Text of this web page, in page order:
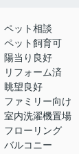
ペット相談
ペット飼育可
陽当り良好
リフォーム済
眺望良好
ファミリー向け
室内洗濯機置場
フローリング
バルコニー